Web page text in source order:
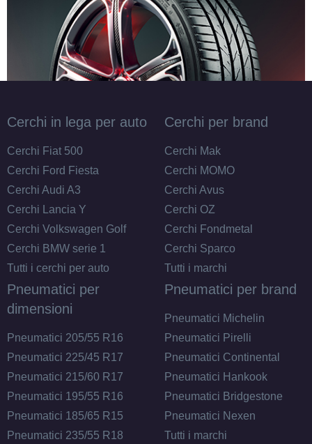
Cerchi in lega per auto
Cerchi Fiat 500
Cerchi Ford Fiesta
Cerchi Audi A3
Cerchi Lancia Y
Cerchi Volkswagen Golf
Cerchi BMW serie 1
Tutti i cerchi per auto
Cerchi per brand
Cerchi Mak
Cerchi MOMO
Cerchi Avus
Cerchi OZ
Cerchi Fondmetal
Cerchi Sparco
Tutti i marchi
Pneumatici per
dimensioni
Pneumatici 205/55 R16
Pneumatici 225/45 R17
Pneumatici 215/60 R17
Pneumatici 195/55 R16
Pneumatici 185/65 R15
Pneumatici 235/55 R18
Pneumatici per brand
Pneumatici Michelin
Pneumatici Pirelli
Pneumatici Continental
Pneumatici Hankook
Pneumatici Bridgestone
Pneumatici Nexen
Tutti i marchi